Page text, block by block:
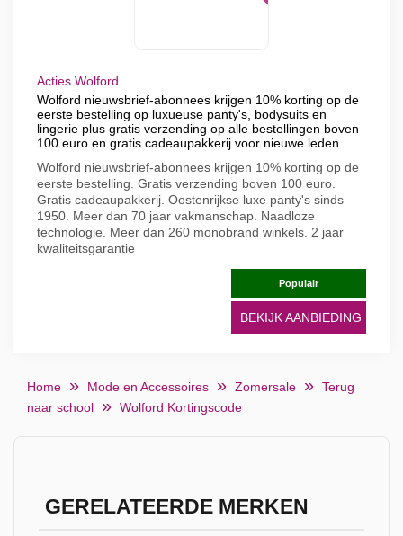
Acties Wolford
Wolford nieuwsbrief-abonnees krijgen 10% korting op de
eerste bestelling op luxueuse panty's, bodysuits en
lingerie plus gratis verzending op alle bestellingen boven
100 euro en gratis cadeaupakkerij voor nieuwe leden
Wolford nieuwsbrief-abonnees krijgen 10% korting op de
eerste bestelling. Gratis verzending boven 100 euro.
Gratis cadeaupakkerij. Oostenrijkse luxe panty's sinds
1950. Meer dan 70 jaar vakmanschap. Naadloze
technologie. Meer dan 260 monobrand winkels. 2 jaar
kwaliteitsgarantie
Populair
BEKIJK AANBIEDING
Home Mode en Accessoires Zomersale
Terug
naar school
Wolford Kortingscode
GERELATEERDE MERKEN